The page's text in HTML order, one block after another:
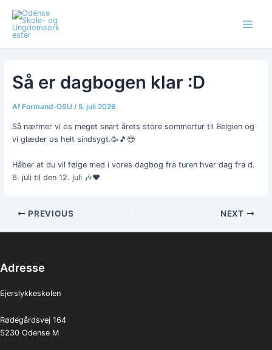
indholdet
Menu
Så er dagbogen klar :D
Af Formand-OSU / 5. juli 2026
Så nærmer vi os meget snart årets store sommertur til Belgien og
vi glæder os helt sindsygt.🥳🎵😎
Håber at du vil følge med i vores dagbog fra turen hver dag fra d.
6. juli til den 12. juli 🎶♥️
navigation
PREVIOUS NEXT
Adresse
Ejerslykkeskolen
Rødegårdsvej 164
5230 Odense M